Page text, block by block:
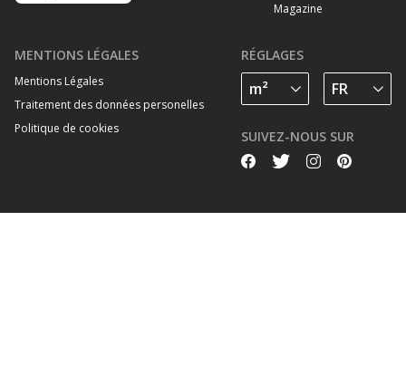
Magazine
MENTIONS LÉGALES
Mentions Légales
Traitement des données personelles
Politique de cookies
RÉGLAGES
SUIVEZ-NOUS SUR